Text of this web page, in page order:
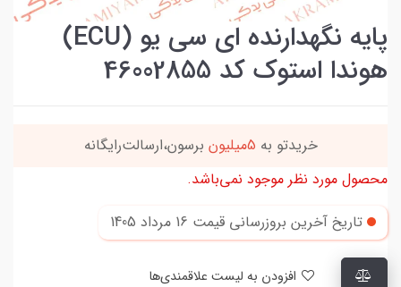
پایه نگهدارنده ای سی یو (ECU)
هوندا استوک کد 46002855
این کالا رو میتونی4 قسطه
بخری
محصول مورد نظر موجود نمی‌باشد.
تاریخ آخرین بروزرسانی قیمت 16 مرداد 1405